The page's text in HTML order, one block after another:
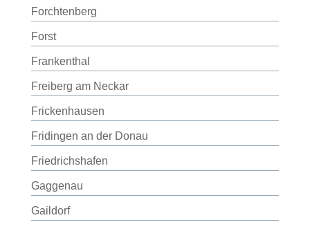
Forchtenberg
Forst
Frankenthal
Freiberg am Neckar
Frickenhausen
Fridingen an der Donau
Friedrichshafen
Gaggenau
Gaildorf